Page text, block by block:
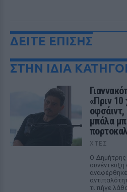
ΔΕΙΤΕ ΕΠΙΣΗΣ
ΣΤΗΝ ΙΔΙΑ
«Πριν
οφσάιντ,
μπάλα
ΧΤΕΣ
Ο Δημήτρης
συνέντευξη
τι πήγε